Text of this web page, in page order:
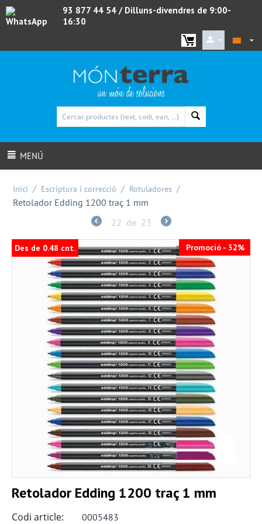
WhatsApp
93 877 44 54 / Dilluns-divendres de 9:00-
16:30
MENÚ
Inici / Escriptura i correcció / Rotuladores /
Retolador Edding 1200 traç 1 mm
22 de 23
Des de 0.48 cnt. Promoció - 32%
Retolador Edding 1200 traç 1 mm
Codi article: 0005483